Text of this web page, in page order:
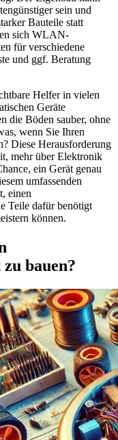
sein und
Bauteile statt
sich WLAN-
für verschiedene
und ggf. Beratung
Helfer in vielen
Geräte
die Böden sauber, ohne
wenn Sie Ihren
Diese Herausforderung
mehr über Elektronik
ein Gerät genau
umfassenden
einen
Teile dafür benötigt
können.
bauen?